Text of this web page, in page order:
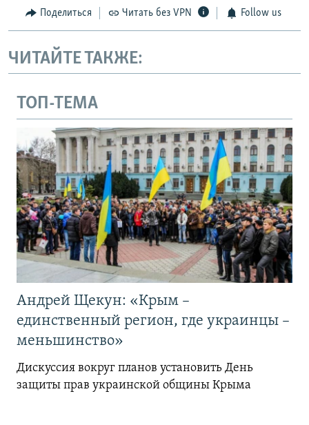
Поделиться Читать без VPN Follow us
ЧИТАЙТЕ ТАКЖЕ:
ТОП-ТЕМА
Андрей Щекун: «Крым –
единственный регион, где украинцы –
меньшинство»
Дискуссия вокруг планов установить День
защиты прав украинской общины Крыма